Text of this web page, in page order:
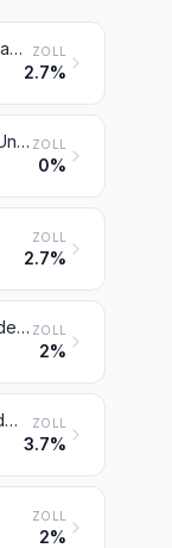
Sitzmöbel (ausgenommen solche der Position 9402), auch wenn sie in Liegen umgewandelt werden können, und Teile davon ZOLL
2.7%
Möbel für die Human-, Zahn-, Tiermedizin oder die Chirurgie (z. B. Operationstische, Untersuchungstische, Betten mit mechanischen Vorrichtungen für Krankenanstalten, Dentalstühle); Friseurstühle und ähnliche Stühle, mit Schwenk-, Kipp- und Hebevorrichtung; Teile davon ZOLL
0%
ZOLL
2.7%
Sprungrahmen; Bettausstattungen und ähnliche Waren (z. B. Auflegematratzen, Steppdecken, Deckbetten, Polster, Schlummerrollen und Kopfkissen) mit Federung oder gepolstert oder mit Füllung aus Stoffen aller Art oder aus Zellkautschuk oder Zellkunststoff, auch überzogen ZOLL
2%
Leuchten und Beleuchtungskörper (einschließlich Scheinwerfer) und Teile davon, anderweit weder genannt noch inbegriffen; Reklameleuchten, Leuchtschilder, beleuchtete Namensschilder und dergleichen, mit fest angebrachter Lichtquelle, und Teile davon, anderweit weder genannt noch inbegriffen ZOLL
3.7%
ZOLL
2%